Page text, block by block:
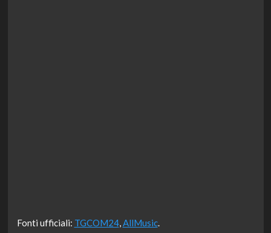
Fonti ufficiali: TGCOM24,AllMusic.